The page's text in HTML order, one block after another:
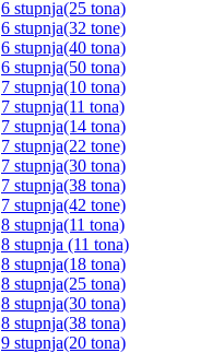
6 stupnja(25 tona)
6 stupnja(32 tone)
6 stupnja(40 tona)
6 stupnja(50 tona)
7 stupnja(10 tona)
7 stupnja(11 tona)
7 stupnja(14 tona)
7 stupnja(22 tone)
7 stupnja(30 tona)
7 stupnja(38 tona)
7 stupnja(42 tone)
8 stupnja(11 tona)
8 stupnja (11 tona)
8 stupnja(18 tona)
8 stupnja(25 tona)
8 stupnja(30 tona)
8 stupnja(38 tona)
9 stupnja(20 tona)